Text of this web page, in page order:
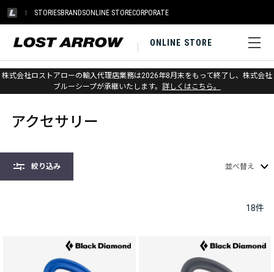
STORIESBRANDSONLINE STORECORPORATE
ONLINE STORE
株式会社ロストアローの輸入代理店業務は2026年8月末をもって終了し、株式会社
ブルーシープが承継いたします。 詳しくはこちら。
ホーム > クライミング > アクセサリー
アクセサリー
絞り込み 並べ替え
18件